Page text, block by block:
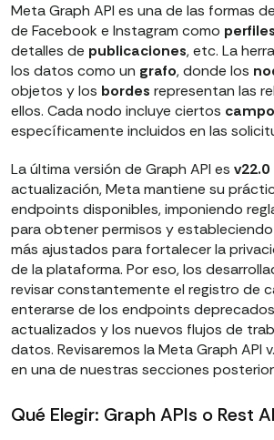
Precios transparentesy
completamente personalizables.
Soporte al cliente en vivoy
gratuita de 14 díaspara probar
riesgos.
Meta Graph API es una de las formas
de Facebook e Instagram como perfiles
detalles de publicaciones, etc. La
los datos como un grafo, donde los
objetos y los bordes representan las
ellos. Cada nodo incluye ciertos
específicamente incluidos en las
La última versión de Graph API es
actualización, Meta mantiene su
endpoints disponibles, imponiendo
para obtener permisos y
más ajustados para fortalecer la
de la plataforma. Por eso, los
revisar constantemente el registro de
enterarse de los endpoints
actualizados y los nuevos flujos de
datos. Revisaremos la Meta Graph API
en una de nuestras secciones
Qué Elegir: Graph APIs o Rest